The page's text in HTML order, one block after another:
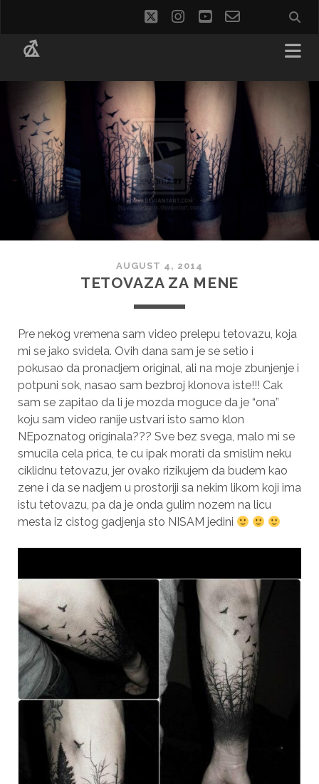
twitterinstagram
youtube
email-
AUGUST 4, 2014
TETOVAZA ZA MENE
Pre nekog vremena sam video prelepu tetovazu, koja
mi se jako svidela. Ovih dana sam je se setio i
pokusao da pronadjem original, ali na moje zbunjenje i
potpuni sok, nasao sam bezbroj klonova iste!!! Cak
sam se zapitao da li je mozda moguce da je “ona”
koju sam video ranije ustvari isto samo klon
NEpoznatog originala??? Sve bez svega, malo mi se
smucila cela prica, te cu ipak morati da smislim neku
ciklidnu tetovazu, jer ovako rizikujem da budem kao
zene i da se nadjem u prostoriji sa nekim likom koji ima
istu tetovazu, pa da je onda gulim nozem na licu
mesta iz cistog gadjenja sto NISAM jedini